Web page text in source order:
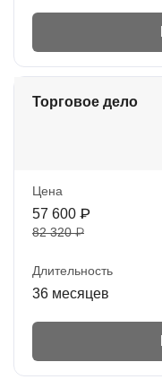
Торговое дело
Цена
57 600 ₽
82 320 ₽
Длительность
36 месяцев